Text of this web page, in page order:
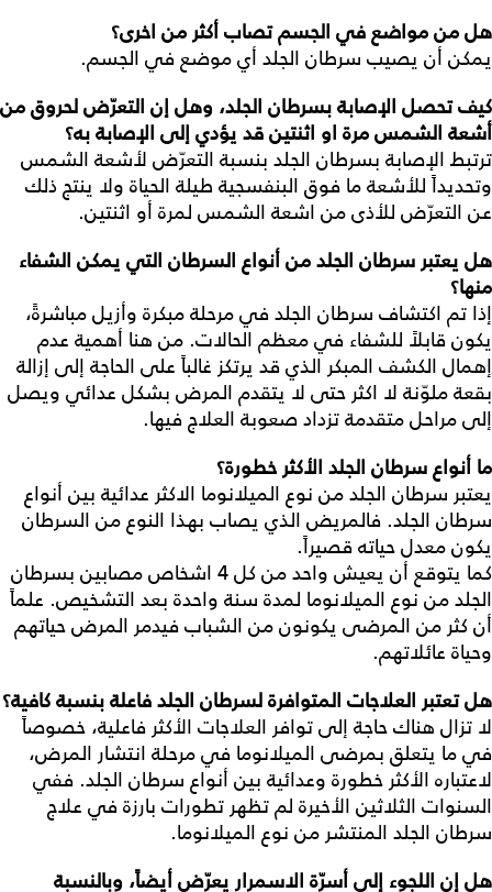
هلمنمواضعفي الجسمتصابأكثرمن اخرى؟
يمكن أن يصيب سرطان الجلد أي موضع في الجسم.
كيفتحصل الإصابةبسرطان الجلد، وهلإن التعرّضلحروقمن
أشعة الشمسمرة او اثنتينقد يؤديإلى الإصابةبه؟
ترتبط الإصابة بسرطان الجلد بنسبة التعرّض لأشعة الشمس
وتحديداً للأشعة ما فوق البنفسجية طيلة الحياة ولا ينتج ذلك
عن التعرّض للأذى من اشعة الشمس لمرة أو اثنتين.
هل يعتبرسرطان الجلدمنأنواع السرطان التي يمكن الشفاء
منها؟
إذا تم اكتشاف سرطان الجلد في مرحلة مبكرة وأزيل مباشرةً،
يكون قابلاً للشفاء في معظم الحالات. من هنا أهمية عدم
إهمال الكشف المبكر الذي قد يرتكز غالباً على الحاجة إلى إزالة
بقعة ملوّنة لا اكثر حتى لا يتقدم المرض بشكل عدائي ويصل
إلى مراحل متقدمة تزداد صعوبة العلاج فيها.
ما أنواعسرطان الجلد الأكثرخطورة؟
يعتبر سرطان الجلد من نوع الميلانوما الاكثر عدائية بين أنواع
سرطان الجلد. فالمريض الذي يصاب بهذا النوع من السرطان
يكون معدل حياته قصيراً.
كما يتوقع أن يعيش واحد من كل 4 اشخاص مصابين بسرطان
الجلد من نوع الميلانوما لمدة سنة واحدة بعد التشخيص. علماً
أن كثر من المرضى يكونون من الشباب فيدمر المرض حياتهم
وحياة عائلاتهم.
هلتعتبر العلاجات المتوافرةلسرطان الجلدفاعلةبنسبةكافية؟
لا تزال هناك حاجة إلى توافر العلاجات الأكثر فاعلية، خصوصاً
في ما يتعلق بمرضى الميلانوما في مرحلة انتشار المرض،
لاعتباره الأكثر خطورة وعدائية بين أنواع سرطان الجلد. ففي
السنوات الثلاثين الأخيرة لم تظهر تطورات بارزة في علاج
سرطان الجلد المنتشر من نوع الميلانوما.
هلإن اللجوء إلىأسرّة الاسمرار يعرّضأيضاً، وبالنسبة